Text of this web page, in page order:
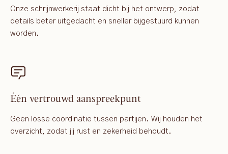
Onze schrijnwerkerij staat dicht bij het ontwerp, zodat
details beter uitgedacht en sneller bijgestuurd kunnen
worden.
Één vertrouwd aanspreekpunt
Geen losse coördinatie tussen partijen. Wij houden het
overzicht, zodat jij rust en zekerheid behoudt.